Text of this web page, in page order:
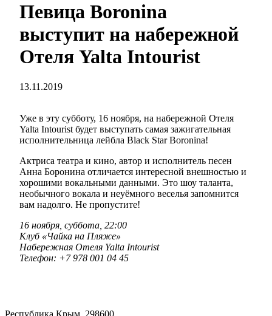
Певица Boronina
выступит на набережной
Отеля Yalta Intourist
13.11.2019
Уже в эту субботу, 16 ноября, на набережной Отеля
Yalta Intourist будет выступать самая зажигательная
исполнительница лейбла Black Star Boronina!
Актриса театра и кино, автор и исполнитель песен
Анна Боронина отличается интересной внешностью и
хорошими вокальными данными. Это шоу таланта,
необычного вокала и неуёмного веселья запомнится
вам надолго. Не пропустите!
16 ноября, суббота, 22:00
Клуб «Чайка на Пляже»
Набережная Отеля Yalta Intourist
Телефон: +7 978 001 04 45
Республика Крым, 298600,